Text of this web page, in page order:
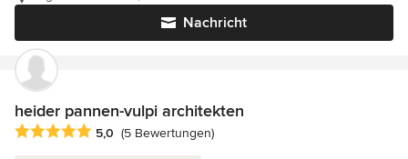
Nachricht
heider pannen-vulpi architekten
Durchschnittliche Bewertung: 5 von 5 Sternen
5,0 (5 Bewertungen)